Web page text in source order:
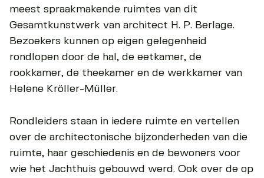
meest spraakmakende ruimtes van dit
Gesamtkunstwerk van architect H. P. Berlage.
Bezoekers kunnen op eigen gelegenheid
rondlopen door de hal, de eetkamer, de
rookkamer, de theekamer en de werkkamer van
Helene Kröller-Müller.
Rondleiders staan in iedere ruimte en vertellen
over de architectonische bijzonderheden van die
ruimte, haar geschiedenis en de bewoners voor
wie het Jachthuis gebouwd werd. Ook over de op